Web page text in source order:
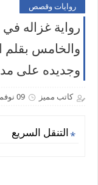
روايات وقصص
رواية غزاله
والخامس بقلم
وجديده على
كاتب مميز 09 نوفمبر 2025
التنقل السريع